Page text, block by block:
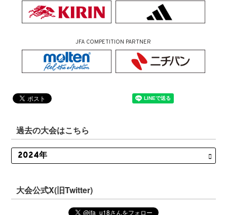
JFA COMPETITION PARTNER
過去の大会はこちら
大会公式X(旧Twitter)